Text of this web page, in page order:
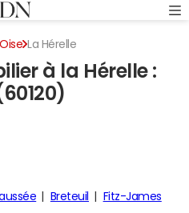
Oise La Hérelle
à la Hérelle :
Breteuil Fitz-James